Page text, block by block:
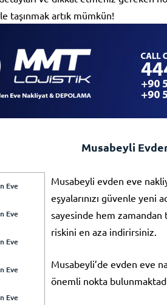
taşınmak artık mümkün!
Musabeyli
Eve
Eve
Eve
Eve
Eve
Musabeyli evden eve
eşyalarınızı güvenle yeni
sayesinde hem zamandan
riskini en aza indirirsiniz.
Musabeyli’de evden eve
önemli nokta